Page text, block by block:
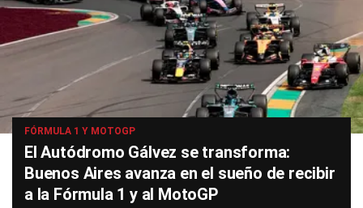
FÓRMULA 1 Y MOTOGP
El Autódromo Gálvez se transforma:
Buenos Aires avanza en el sueño de recibir
a la Fórmula 1 y al MotoGP